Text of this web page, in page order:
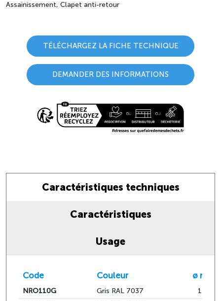
Assainissement, Clapet anti-retour
TÉLÉCHARGEZ LA FICHE TECHNIQUE
DEMANDER DES INFORMATIONS
Caractéristiques techniques
Caractéristiques
Usage
Code Couleur ø mm
NRO110G Gris RAL 7037
110